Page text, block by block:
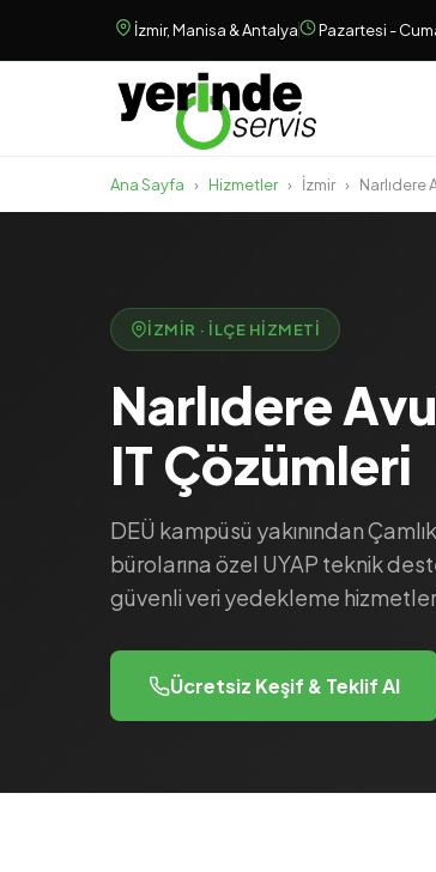
İzmir, Manisa & Antalya Pazartesi -
Ana Sayfa › Hizmetler › İzmir › Narlıdere
İZMIR · İLÇE HIZMETI
Narlıdere
IT Çözümleri
DEÜ kampüsü yakınından
bürolarına özel UYAP teknik
güvenli veri yedekleme
Ücretsiz Keşif & Teklif Al